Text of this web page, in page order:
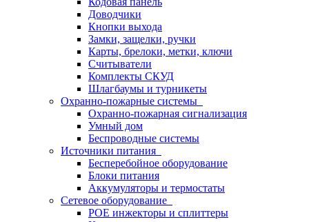
Доводчики
Кнопки выхода
Замки, защелки, ручки
Карты, брелоки, метки, ключи
Считыватели
Комплекты СКУД
Шлагбаумы и турникеты
Охранно-пожарные системы
Охранно-пожарная сигнализация
Умный дом
Беспроводные системы
Источники питания
Бесперебойное оборудование
Блоки питания
Аккумуляторы и термостаты
Сетевое оборудование
POE инжекторы и сплиттеры